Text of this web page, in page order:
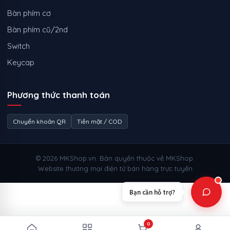
Bàn phím cơ
Bàn phím cũ/2nd
Switch
Keycap
Phương thức thanh toán
Chuyển khoản QR Tiền mặt / COD
© 2026 MKShop.vn. Bản quyền thuộc về MKShop.
Website thương mại điện tử bán hàng trực tuyến
0
Bạn cần hỗ trợ?